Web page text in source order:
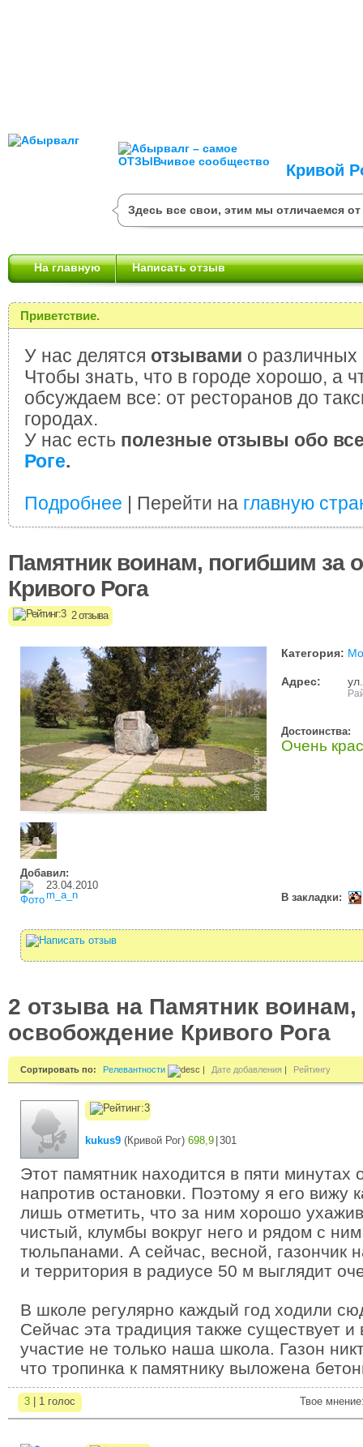
Кривой
Здесь все свои, этим мы отличаемся
На главную Написать отзыв
Приветствие.
У нас делятся отзывами о различных
Чтобы знать, что в городе хорошо, а
обсуждаем все: от ресторанов до
городах.
У нас есть полезные отзывы обо
Роге.
Подробнее | Перейти на главную
Памятник воинам, погибшим за
Кривого Рога
2 отзыва
Категория:
Адрес:
Достоинства:
Очень
Добавил:
23.04.2010
m_a_n
В закладки:
2 отзыва на Памятник
освобождение Кривого Рога
Сортировать по: Релевантности | Дате добавления | Рейтингу
kukus9 (Кривой Рог) 698,9 301
Этот памятник находится в пяти минутах
напротив остановки. Поэтому я его вижу
лишь отметить, что за ним хорошо
чистый, клумбы вокруг него и рядом с
тюльпанами. А сейчас, весной, газончик
и территория в радиусе 50 м выглядит
В школе регулярно каждый год ходили
Сейчас эта традиция также существует
участие не только наша школа. Газон
что тропинка к памятнику выложена
3 | 1 голос Твое